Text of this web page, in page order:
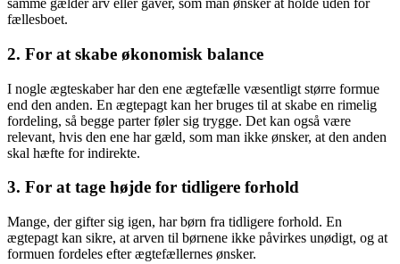
samme gælder arv eller gaver, som man ønsker at holde uden for
fællesboet.
2. For at skabe økonomisk balance
I nogle ægteskaber har den ene ægtefælle væsentligt større formue
end den anden. En ægtepagt kan her bruges til at skabe en rimelig
fordeling, så begge parter føler sig trygge. Det kan også være
relevant, hvis den ene har gæld, som man ikke ønsker, at den anden
skal hæfte for indirekte.
3. For at tage højde for tidligere forhold
Mange, der gifter sig igen, har børn fra tidligere forhold. En
ægtepagt kan sikre, at arven til børnene ikke påvirkes unødigt, og at
formuen fordeles efter ægtefællernes ønsker.